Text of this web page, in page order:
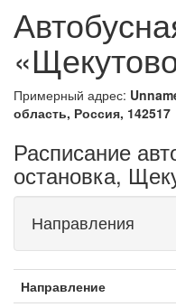
Примерный адрес:
область, Россия, 142517
Расписание
остановка,
Направления
Направление